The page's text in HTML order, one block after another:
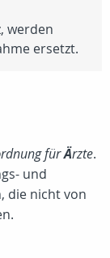
werden
ersetzt.
rdnung fürÄrzte.
und
die nicht von